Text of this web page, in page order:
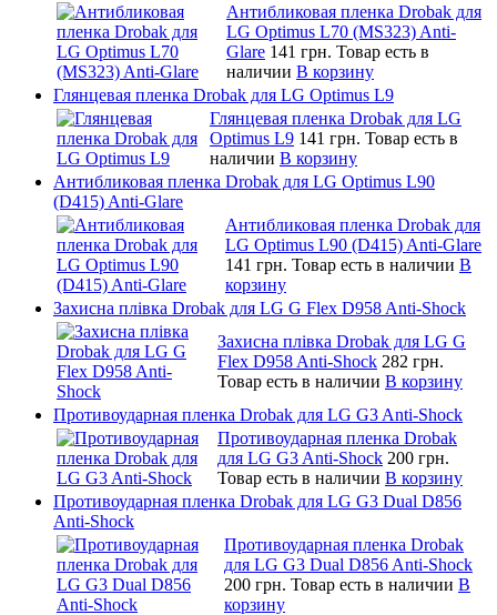
Антибликовая пленка Drobak для
LG Optimus L70 (MS323) Anti-
Glare 141 грн. Товар есть в
наличии В корзину
Глянцевая пленка Drobak для LG Optimus L9
Глянцевая пленка Drobak для LG
Optimus L9 141 грн. Товар есть в
наличии В корзину
Антибликовая пленка Drobak для LG Optimus L90
(D415) Anti-Glare
Антибликовая пленка Drobak для
LG Optimus L90 (D415) Anti-Glare
141 грн. Товар есть в наличии В
корзину
Захисна плівка Drobak для LG G Flex D958 Anti-Shock
Захисна плівка Drobak для LG G
Flex D958 Anti-Shock 282 грн.
Товар есть в наличии В корзину
Противоударная пленка Drobak для LG G3 Anti-Shock
Противоударная пленка Drobak
для LG G3 Anti-Shock 200 грн.
Товар есть в наличии В корзину
Противоударная пленка Drobak для LG G3 Dual D856
Anti-Shock
Противоударная пленка Drobak
для LG G3 Dual D856 Anti-Shock
200 грн. Товар есть в наличии В
корзину